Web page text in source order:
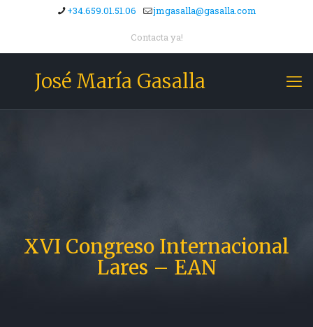
+34.659.01.51.06 jmgasalla@gasalla.com
Contacta ya!
José María Gasalla
XVI Congreso Internacional
Lares – EAN